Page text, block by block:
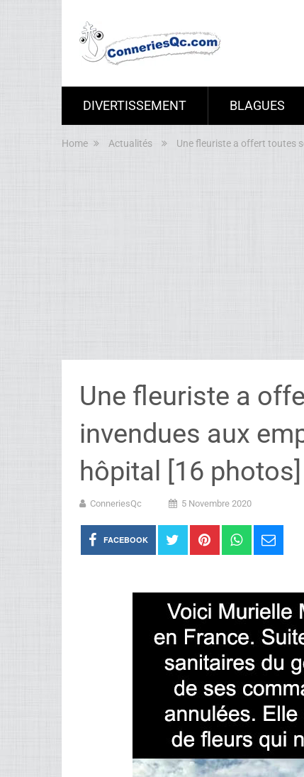
DIVERTISSEMENT BLAGUES
Home Actualités Une fleuriste a offert toutes
Une fleuriste a
invendues aux
hôpital [16 photos]
ConneriesQc